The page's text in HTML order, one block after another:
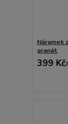
Náramek
granát
399 Kč/